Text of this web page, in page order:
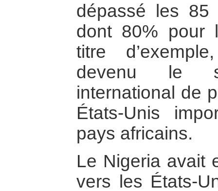
dépassé les 85
dont 80% pour
titre
devenu le
international de
États-Unis
pays africains.
Le Nigeria avait
vers les États-